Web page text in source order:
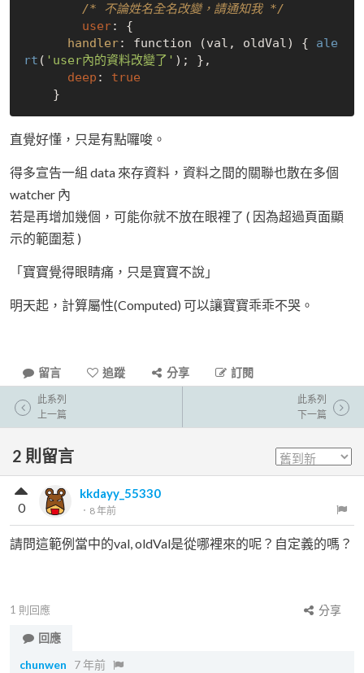
/* 不論姓名全名改變，請通知我 */
user: {
handler: function (val, oldVal) { ale
rt ( 'user內的資料改變了' ); },
deep : true
直覺好懂，只是有點囉唆。
得多宣告一組 data 來存資料，資料之間的關聯也散在多個
watcher 內
若是再增加幾個，可能你就不放在眼裡了 ( 因為超過頁面顯
示的範圍惹 )
「寶寶覺得眼睛痛，只是寶寶不說」
明天起，計算屬性(Computed) 可以讓寶寶乖乖不哭。
留言 追蹤 分享 訂閱
此系列
上一篇
此系列
下一篇
2 則留言
kkdayy_55330
． 8 年前
0
請問這範例當中的val, oldVal是從哪裡來的呢？自定義的嗎？
1 則回應
分享
回應
chunwen
7 年前